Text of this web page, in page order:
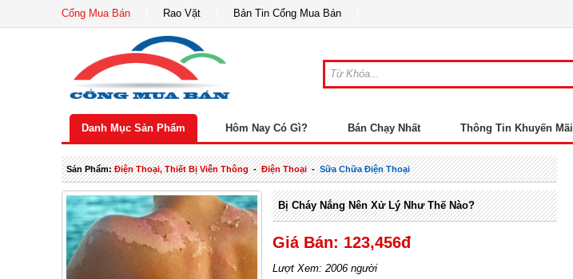
Cổng Mua Bán Rao Vặt Bản Tin Cổng Mua Bán
Danh Mục Sản Phẩm Hôm Nay Có Gì? Bán Chạy Nhất Thông Tin Khuyến Mãi
Sản Phẩm:Điện Thoại, Thiết Bị Viễn Thông-Điện Thoại-Sữa Chữa Điện Thoại
Bị Cháy Nắng Nên Xử Lý Như Thế Nào?
Giá Bán: 123,456đ
Lượt Xem: 2006 người